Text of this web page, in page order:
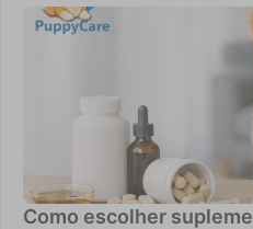
Como escolher